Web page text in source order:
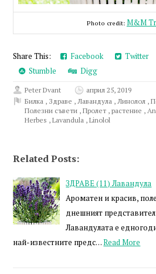
Photo credit: M&M
Share This: Facebook Twitter
Stumble
Digg
Peter Dvant
април 25, 2019
Билка , Здраве ,Лавандула ,Линолол ,
Полезни съвети ,Пролет ,растение ,
Herbes ,Lavandula ,Linolol
Related Posts:
ЗДРАВЕ (11) Лавандула
Ароматен и красив,
днешният
Лавандулата е
най-известните предс…Read More